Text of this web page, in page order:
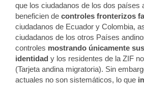
que los ciudadanos de los dos países
beneficien de controles fronterizos
ciudadanos de Ecuador y Colombia,
ciudadanos de los otros Países
controles mostrando únicamente
identidad y los residentes de la ZIF
(Tarjeta andina migratoria). Sin
actuales no son sistemáticos, lo que